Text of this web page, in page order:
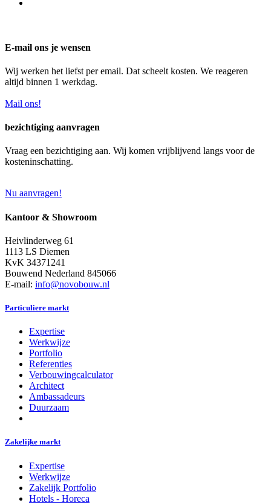
E-mail ons je wensen
Wij werken het liefst per email. Dat scheelt kosten. We reageren
altijd binnen 1 werkdag.
Mail ons!
bezichtiging aanvragen
Vraag een bezichtiging aan. Wij komen vrijblijvend langs voor de
kosteninschatting.
Nu aanvragen!
Kantoor & Showroom
Heivlinderweg 61
1113 LS Diemen
KvK 34371241
Bouwend Nederland 845066
E-mail: info@novobouw.nl
Particuliere markt
Expertise
Werkwijze
Portfolio
Referenties
Verbouwingcalculator
Architect
Ambassadeurs
Duurzaam
Zakelijke markt
Expertise
Werkwijze
Zakelijk Portfolio
Hotels - Horeca